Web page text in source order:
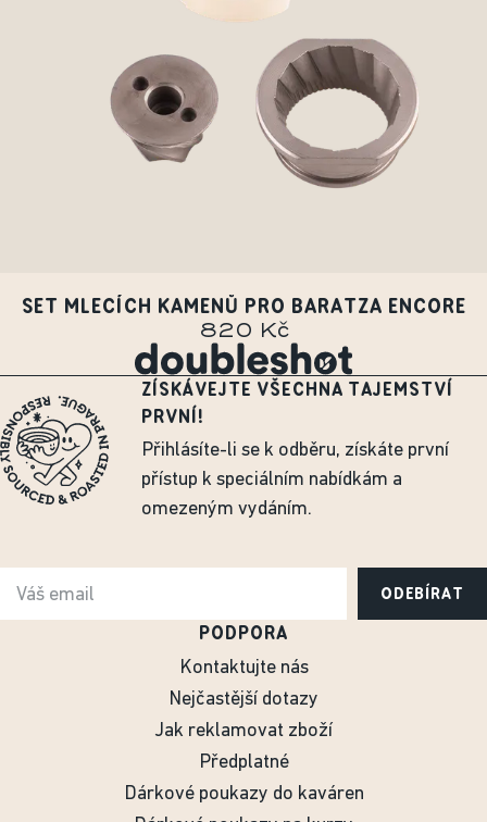
SET MLECÍCH KAMENŮ PRO BARATZA ENCORE
820 Kč
ZÍSKÁVEJTE VŠECHNA TAJEMSTVÍ
PRVNÍ!
Přihlásíte-li se k odběru, získáte první
přístup k speciálním nabídkám a
omezeným vydáním.
ODEBÍRAT
PODPORA
Kontaktujte nás
Nejčastější dotazy
Jak reklamovat zboží
Předplatné
Dárkové poukazy do kaváren